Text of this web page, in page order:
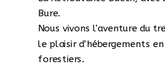
Bure.
Nous vivons l’aventure du
le plaisir d’hébergements
forestiers.